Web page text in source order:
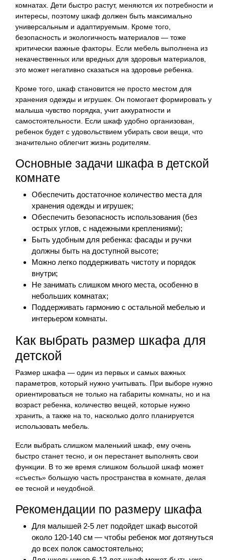
комнатах. Дети быстро растут, меняются их потребности и
интересы, поэтому шкаф должен быть максимально
универсальным и адаптируемым. Кроме того,
безопасность и экологичность материалов — тоже
критически важные факторы. Если мебель выполнена из
некачественных или вредных для здоровья материалов,
это может негативно сказаться на здоровье ребенка.
Кроме того, шкаф становится не просто местом для
хранения одежды и игрушек. Он помогает формировать у
малыша чувство порядка, учит аккуратности и
самостоятельности. Если шкаф удобно организован,
ребенок будет с удовольствием убирать свои вещи, что
значительно облегчит жизнь родителям.
Основные задачи шкафа в детской
комнате
Обеспечить достаточное количество места для
хранения одежды и игрушек;
Обеспечить безопасность использования (без
острых углов, с надежными креплениями);
Быть удобным для ребенка: фасады и ручки
должны быть на доступной высоте;
Можно легко поддерживать чистоту и порядок
внутри;
Не занимать слишком много места, особенно в
небольших комнатах;
Поддерживать гармонию с остальной мебелью и
интерьером комнаты.
Как выбрать размер шкафа для
детской
Размер шкафа — один из первых и самых важных
параметров, который нужно учитывать. При выборе нужно
ориентироваться не только на габариты комнаты, но и на
возраст ребенка, количество вещей, которые нужно
хранить, а также на то, насколько долго планируется
использовать мебель.
Если выбрать слишком маленький шкаф, ему очень
быстро станет тесно, и он перестанет выполнять свои
функции. В то же время слишком большой шкаф может
«съесть» большую часть пространства в комнате, делая
ее тесной и неудобной.
Рекомендации по размеру шкафа
Для малышей 2-5 лет подойдет шкаф высотой
около 120-140 см — чтобы ребенок мог дотянуться
до всех полок самостоятельно;